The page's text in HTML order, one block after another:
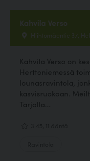
Kahvila Verso
Hiihtomäentie 37,
Kahvila Verso on
Herttoniemessä
lounasravintola,
kasvisruokaan.
Tarjolla...